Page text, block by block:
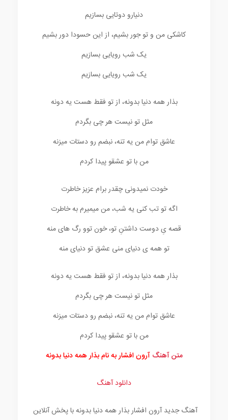
دنیارو دوتایی بسازیم
کاشکی من و تو جور بشیم، از این حسودا دور بشیم
یک شب رویایی بسازیم
یک شب رویایی بسازیم
بذار همه دنیا بدونه، از تو فقط هست یه دونه
مثل تو نیست هر چی بگردم
عاشق توام من یه تنه، نبضم رو دستات میزنه
من با تو عشقو پیدا کردم
خودت نمیدونی چقدر برام عزیز خاطرت
اگه تو تب کنی یه شب، من میمیرم به خاطرت
قصه یِ دوست داشتنِ تو، خون توو رگ های منه
تو همه ی دنیای منی عشق تو دنیای منه
بذار همه دنیا بدونه، از تو فقط هست یه دونه
مثل تو نیست هر چی بگردم
عاشق توام من یه تنه، نبضم رو دستات میزنه
من با تو عشقو پیدا کردم
متن آهنگ آرون افشار به نام بذار همه دنیا بدونه
دانلود آهنگ
آهنگ جدید آرون افشار بذار همه دنیا بدونه با پخش آنلاین